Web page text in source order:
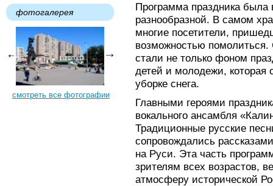
фотогалерея
смотреть все фотографии
Программа праздника
разнообразной. В самом
многие посетители,
возможностью
стали не только фоном
детей и молодежи, которая
уборке снега.
Главными героями
вокального ансамбля
Традиционные русские
сопровождались
на Руси. Эта часть
зрителям всех возрастов,
атмосферу исторической